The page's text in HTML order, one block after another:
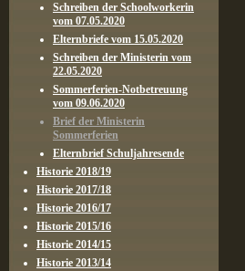
Schreiben der Schoolworkerin
vom 07.05.2020
Elternbriefe vom 15.05.2020
Schreiben der Ministerin vom
22.05.2020
Sommerferien-Notbetreuung
vom 09.06.2020
Brief der Ministerin
Sommerferien
Elternbrief Schuljahresende
Historie 2018/19
Historie 2017/18
Historie 2016/17
Historie 2015/16
Historie 2014/15
Historie 2013/14